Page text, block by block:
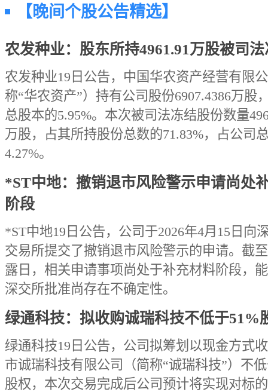
【晚间个股公告精选】
农发种业：股东所持4961.91万股被司
农发种业19日公告，中国华农资产经营有限
称“华农资产”）持有公司股份6907.4386万股
总股本的5.95%。本次被司法冻结股份数量
万股，占其所持股份总数的71.83%，占公司
4.27%。
*ST中地：撤销退市风险警示申请尚处
阶段
*ST中地19日公告，公司于2026年4月15日向
交易所提交了撤销退市风险警示的申请。截
露日，相关申请事项尚处于补充材料阶段，
深交所批准尚存在不确定性。
绿通科技：拟收购诚瑞科技不低于51%
绿通科技19日公告，公司拟筹划以现金方式
市诚瑞科技有限公司（简称“诚瑞科技”）不
股权，本次交易完成后公司预计将实现对标